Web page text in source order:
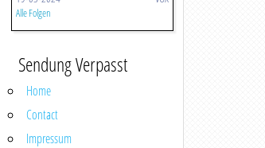
Alle Folgen
Sendung Verpasst
Home
Contact
Impressum